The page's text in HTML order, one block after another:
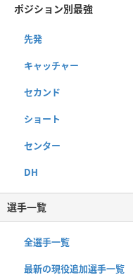
ポジション別最強
先発
キャッチャー
セカンド
ショート
センター
DH
選手一覧
全選手一覧
最新の現役追加選手一覧